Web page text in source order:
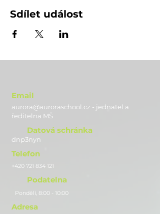
Sdílet událost
Email
aurora@auroraschool.cz - jednatel a
ředitelna MŠ
Datová schránka
dnp3nyn
Telefon
+420 721 834 121
Podatelna
Pondělí, 8:00 - 10:00
Adresa